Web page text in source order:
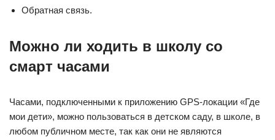
Обратная связь.
Можно ли ходить в школу со
смарт часами
Часами, подключенными к приложению GPS-локации «Где
мои дети», можно пользоваться в детском саду, в школе, в
любом публичном месте, так как они не являются